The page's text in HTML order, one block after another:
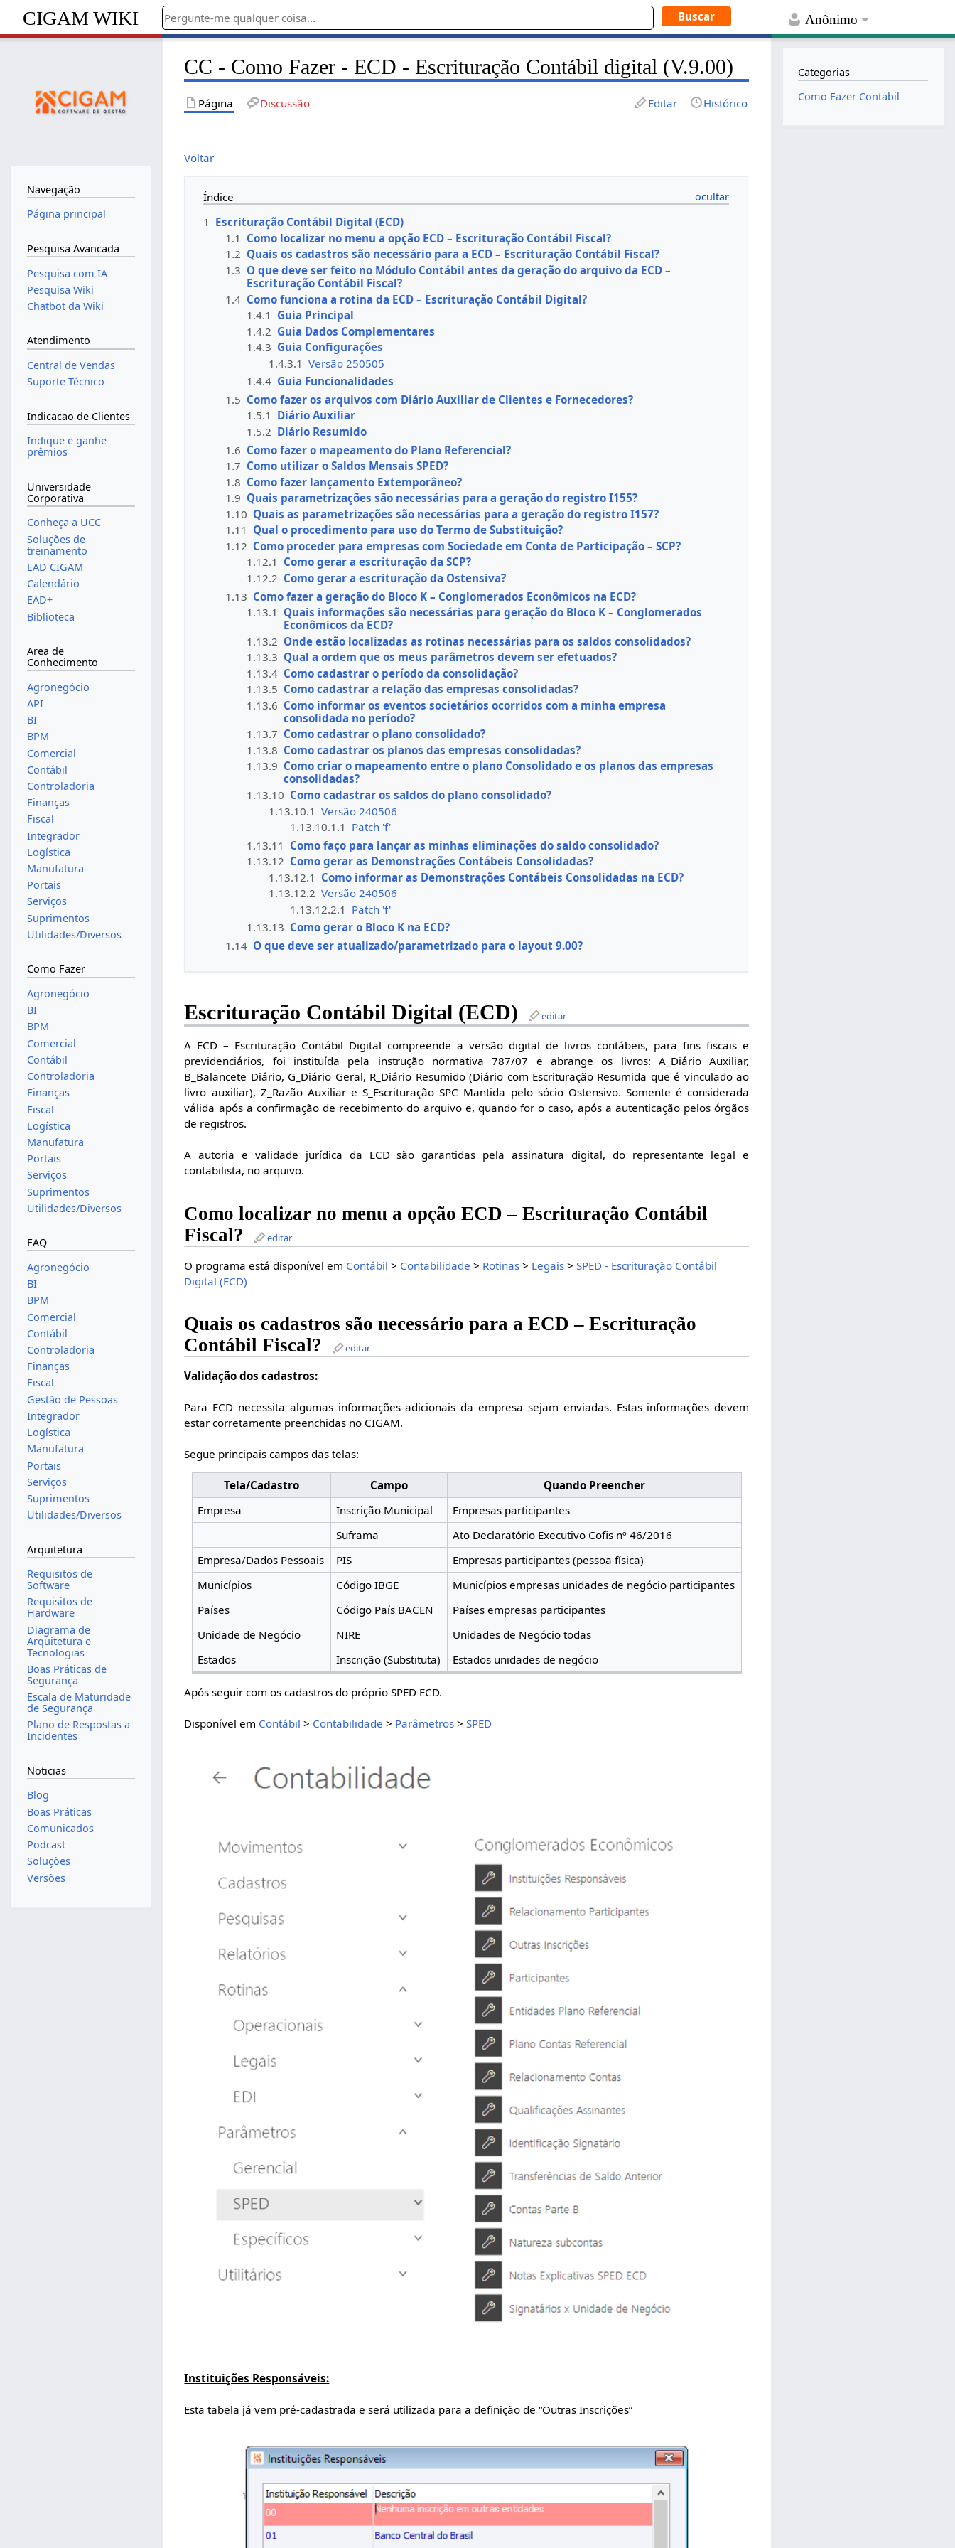
Anônimo
CIGAM WIKI
CC - Como Fazer - ECD - Escrituração Contábil digital (V.9.00)
Página Discussão Editar Histórico
Voltar
Índice
1 Escrituração Contábil Digital (ECD)
1.1 Como localizar no menu a opção ECD – Escrituração Contábil Fiscal?
1.2 Quais os cadastros são necessário para a ECD – Escrituração Contábil Fiscal?
1.3 O que deve ser feito no Módulo Contábil antes da geração do arquivo da ECD –
Escrituração Contábil Fiscal?
1.4 Como funciona a rotina da ECD – Escrituração Contábil Digital?
1.4.1 Guia Principal
1.4.2 Guia Dados Complementares
1.4.3 Guia Configurações
1.4.3.1 Versão 250505
1.4.4 Guia Funcionalidades
1.5 Como fazer os arquivos com Diário Auxiliar de Clientes e Fornecedores?
1.5.1 Diário Auxiliar
1.5.2 Diário Resumido
1.6 Como fazer o mapeamento do Plano Referencial?
1.7 Como utilizar o Saldos Mensais SPED?
1.8 Como fazer lançamento Extemporâneo?
1.9 Quais parametrizações são necessárias para a geração do registro I155?
1.10 Quais as parametrizações são necessárias para a geração do registro I157?
1.11 Qual o procedimento para uso do Termo de Substituição?
1.12 Como proceder para empresas com Sociedade em Conta de Participação – SCP?
1.12.1 Como gerar a escrituração da SCP?
1.12.2 Como gerar a escrituração da Ostensiva?
1.13 Como fazer a geração do Bloco K – Conglomerados Econômicos na ECD?
1.13.1 Quais informações são necessárias para geração do Bloco K – Conglomerados
Econômicos da ECD?
1.13.2 Onde estão localizadas as rotinas necessárias para os saldos consolidados?
1.13.3 Qual a ordem que os meus parâmetros devem ser efetuados?
1.13.4 Como cadastrar o período da consolidação?
1.13.5 Como cadastrar a relação das empresas consolidadas?
1.13.6 Como informar os eventos societários ocorridos com a minha empresa
consolidada no período?
1.13.7 Como cadastrar o plano consolidado?
1.13.8 Como cadastrar os planos das empresas consolidadas?
1.13.9 Como criar o mapeamento entre o plano Consolidado e os planos das empresas
consolidadas?
1.13.10 Como cadastrar os saldos do plano consolidado?
1.13.10.1 Versão 240506
1.13.10.1.1 Patch 'f'
1.13.11 Como faço para lançar as minhas eliminações do saldo consolidado?
1.13.12 Como gerar as Demonstrações Contábeis Consolidadas?
1.13.12.1 Como informar as Demonstrações Contábeis Consolidadas na ECD?
1.13.12.2 Versão 240506
1.13.12.2.1 Patch 'f'
1.13.13 Como gerar o Bloco K na ECD?
1.14 O que deve ser atualizado/parametrizado para o layout 9.00?
Escrituração Contábil Digital (ECD) editar
A ECD – Escrituração Contábil Digital compreende a versão digital de livros contábeis, para fins fiscais e
previdenciários, foi instituída pela instrução normativa 787/07 e abrange os livros: A_Diário Auxiliar,
B_Balancete Diário, G_Diário Geral, R_Diário Resumido (Diário com Escrituração Resumida que é vinculado ao
livro auxiliar), Z_Razão Auxiliar e S_Escrituração SPC Mantida pelo sócio Ostensivo. Somente é considerada
válida após a confirmação de recebimento do arquivo e, quando for o caso, após a autenticação pelos órgãos
de registros.
A autoria e validade jurídica da ECD são garantidas pela assinatura digital, do representante legal e
contabilista, no arquivo.
Como localizar no menu a opção ECD – Escrituração Contábil
Fiscal?
editar
O programa está disponível em Contábil > Contabilidade > Rotinas > Legais >SPED - Escrituração Contábil
Digital (ECD)
Quais os cadastros são necessário para a ECD – Escrituração
Contábil Fiscal?
editar
Validação dos cadastros:
Para ECD necessita algumas informações adicionais da empresa sejam enviadas. Estas informações devem
estar corretamente preenchidas no CIGAM.
Segue principais campos das telas:
Tela/Cadastro Campo
Quando Preencher
Empresa
Inscrição Municipal
Empresas participantes
Suframa
Ato Declaratório Executivo Cofis nº 46/2016
Empresa/Dados Pessoais
PIS
Empresas participantes (pessoa física)
Municípios
Código IBGE
Municípios empresas unidades de negócio participantes
Países
Código País BACEN
Países empresas participantes
Unidade de Negócio
NIRE
Unidades de Negócio todas
Estados
Inscrição (Substituta) Estados unidades de negócio
Após seguir com os cadastros do próprio SPED ECD.
Disponível em Contábil > Contabilidade > Parâmetros >SPED
Instituições Responsáveis:
Esta tabela já vem pré-cadastrada e será utilizada para a definição de “Outras Inscrições”
Navegação
Página principal
Pesquisa Avancada
Pesquisa com IA
Pesquisa Wiki
Chatbot da Wiki
Atendimento
Central de Vendas
Suporte Técnico
Indicacao de Clientes
Indique e ganhe
prêmios
Universidade
Corporativa
Conheça a UCC
Soluções de
treinamento
EAD CIGAM
Calendário
EAD+
Biblioteca
Area de
Conhecimento
Agronegócio
API
BI
BPM
Comercial
Contábil
Controladoria
Finanças
Fiscal
Integrador
Logística
Manufatura
Portais
Serviços
Suprimentos
Utilidades/Diversos
Como Fazer
Agronegócio
BI
BPM
Comercial
Contábil
Controladoria
Finanças
Fiscal
Logística
Manufatura
Portais
Serviços
Suprimentos
Utilidades/Diversos
FAQ
Agronegócio
BI
BPM
Comercial
Contábil
Controladoria
Finanças
Fiscal
Gestão de Pessoas
Integrador
Logística
Manufatura
Portais
Serviços
Suprimentos
Utilidades/Diversos
Arquitetura
Requisitos de
Software
Requisitos de
Hardware
Diagrama de
Arquitetura e
Tecnologias
Boas Práticas de
Segurança
Escala de Maturidade
de Segurança
Plano de Respostas a
Incidentes
Noticias
Blog
Boas Práticas
Comunicados
Podcast
Soluções
Versões
Categorias
Como Fazer Contabil